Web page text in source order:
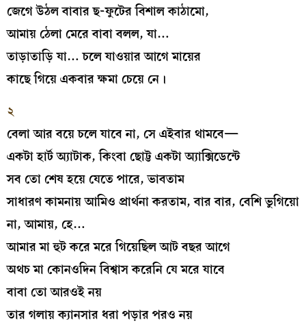
জেগে উঠল বাবার ছ-ফুটের বিশাল কাঠামো,
আমায় ঠেলা মেরে বাবা বলল, যা…
তাড়াতাড়ি যা… চলে যাওয়ার আগে মায়ের
কাছে গিয়ে একবার ক্ষমা চেয়ে নে।
২
বেলা আর বয়ে চলে যাবে না, সে এইবার থামবে—
একটা হার্ট অ্যাটাক, কিংবা ছোট্ট একটা অ্যাক্সিডেন্টে
সব তো শেষ হয়ে যেতে পারে, ভাবতাম
সাধারণ কামনায় আমিও প্রার্থনা করতাম, বার বার, বেশি ভুগিয়ো
না, আমায়, হে…
আমার মা হুট করে মরে গিয়েছিল আট বছর আগে
অথচ মা কোনওদিন বিশ্বাস করেনি যে মরে যাবে
বাবা তো আরওই নয়
তার গলায় ক্যানসার ধরা পড়ার পরও নয়